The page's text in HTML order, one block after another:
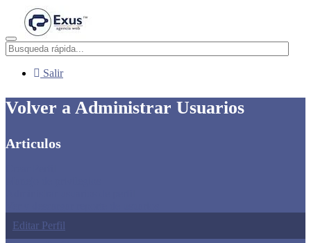
Menú
Salir
Volver a Administrar Usuarios
Articulos
Editar Perfil